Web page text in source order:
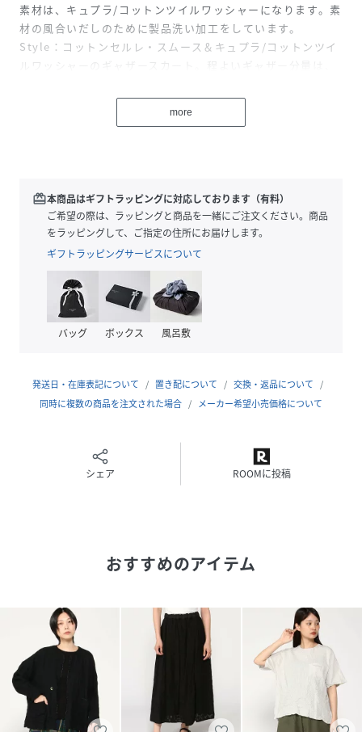
素材は、キュプラ/コットンツイルワッシャーになります。素
材の風合いだしのために製品洗い加工をしています。
Style：コットンセルレ・スムース＆キュプラ/コットンツイ
ルワッシャーのギャザースカート。程よいギャザー分量は、
スト部分は、ゴムと内掛けスピンドル対応でサイズ調節でき
原産国 日本
素材
コットン50%
レーヨン50%
別地:コットン55%
キュプラ45%
36(M)
品番
PG7107_13501968
more
redeem本商品はギフトラッピングに対応しております（有料）
ご希望の際は、ラッピングと商品を一緒にご注文ください。商品
をラッピングして、ご指定の住所にお届けします。
ギフトラッピングサービスについて
バッグ ボックス 風呂敷
発送日・在庫表記について 置き配について
交換・返品について
同時に複数の商品を注文された場合
メーカー希望小売価格について
シェア ROOMに投稿
おすすめのアイテム